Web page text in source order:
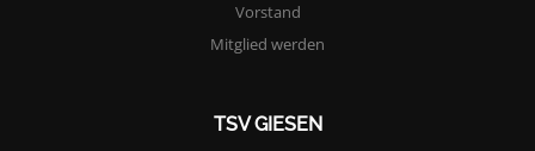
Vorstand
Mitglied werden
TSV GIESEN